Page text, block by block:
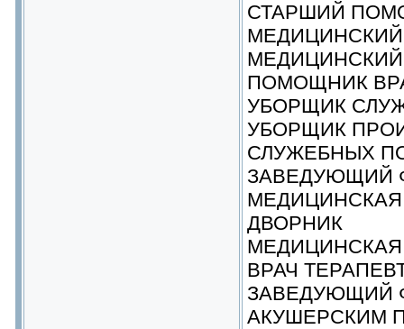
СТАРШИЙ
МЕДИЦИНСКИЙ
МЕДИЦИНСКИЙ
ПОМОЩНИК
УБОРЩИК
УБОРЩИК
СЛУЖЕБНЫХ
ЗАВЕДУЮЩИЙ
МЕДИЦИНСКАЯ
ДВОРНИК
ВРАЧ
ЗАВЕДУЮЩИЙ
АКУШЕРСКИМ